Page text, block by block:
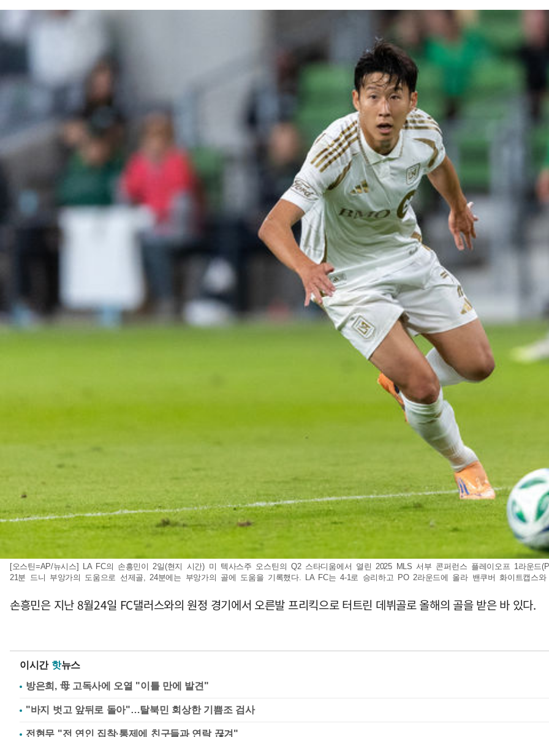
[오스틴=AP/뉴시스] LA FC의 손흥민이 2일(현지 시간) 미 텍사스주 오스틴의 Q2 스타디움에서 열린 2025 MLS 서부 콘퍼런스 플레이오프 1라운
21분 드니 부앙가의 도움으로 선제골, 24분에는 부앙가의 골에 도움을 기록했다. LA FC는 4-1로 승리하고 PO 2라운드에 올라 밴쿠버 화이트캡스
손흥민은 지난 8월24일 FC댈러스와의 원정 경기에서 오른발 프리킥으로 터트린 데뷔골로 올해의 골을 받은 바 있다.
이시간 핫뉴스
방은희, 母 고독사에 오열 "이틀 만에 발견"
"바지 벗고 앞뒤로 돌아"…탈북민 회상한 기쁨조 검사
전현무 "전 연인 집착·통제에 친구들과 연락 끊겨"